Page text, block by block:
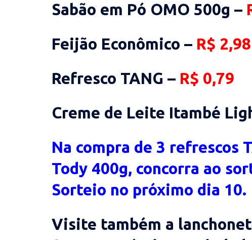
Sabão em Pó OMO 500g –
Feijão Econômico – R$ 2,98
Refresco TANG – R$ 0,79
Creme de Leite Itambé
Na compra de 3 refrescos
Tody 400g, concorra ao
Sorteio no próximo dia 10.
Visite também a